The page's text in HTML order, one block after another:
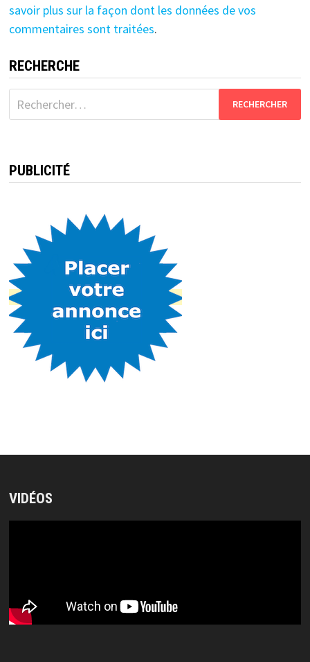
savoir plus sur la façon dont les données de vos
commentaires sont traitées.
RECHERCHE
Rechercher :
PUBLICITÉ
VIDÉOS